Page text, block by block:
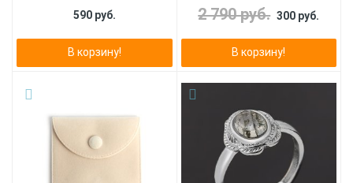
590 руб.
В корзину!
2 790 руб. 300 руб.
В корзину!